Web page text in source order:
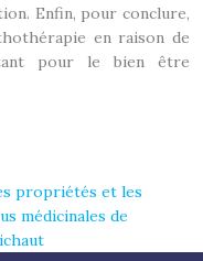
Enfin, pour conclure,
en raison de
pour le bien être
propriétés et les
médicinales de